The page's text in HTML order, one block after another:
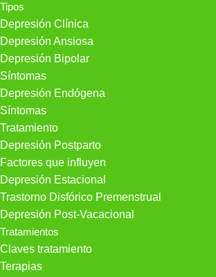
Tipos
Depresión Clínica
Depresión Ansiosa
Depresión Bipolar
Síntomas
Depresión Endógena
Síntomas
Tratamiento
Depresión Postparto
Factores que influyen
Depresión Estacional
Trastorno Disfórico Premenstrual
Depresión Post-Vacacional
Tratamientos
Claves tratamiento
Terapias